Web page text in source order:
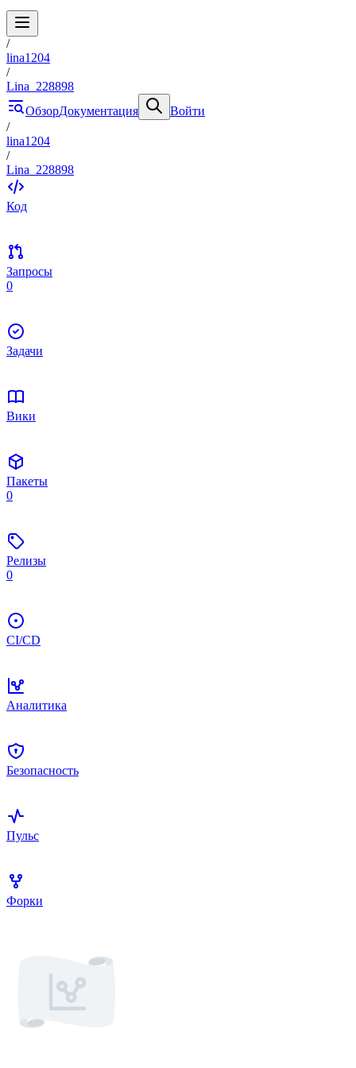
/
lina1204
/
Lina_228898
ОбзорДокументация
Войти
/
lina1204
/
Lina_228898
Код
Запросы
0
Задачи
Вики
Пакеты
0
Релизы
0
CI/CD
Аналитика
Безопасность
Пульс
Форки